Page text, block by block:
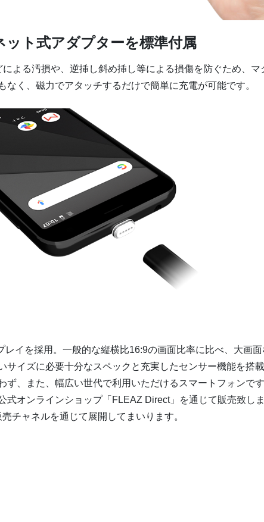
ト式アダプターを標準付属
よる汚損や、逆挿し斜め挿し等による損傷を防ぐため、
く、磁力でアタッチするだけで簡単に充電が可能です。
レイを採用。一般的な縦横比16:9の画面比率に比べ、大画
サイズに必要十分なスペックと充実したセンサー機能を搭
、また、幅広い世代で利用いただけるスマートフォンです
式オンラインショップ「FLEAZ Direct」を通じて販売致し
チャネルを通じて展開してまいります。